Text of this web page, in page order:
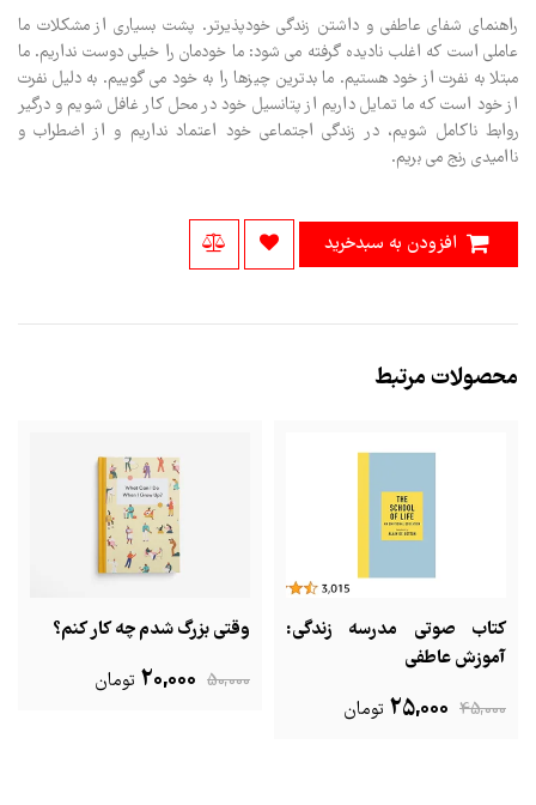
راهنمای شفای عاطفی و داشتن زندگی خودپذیرتر. پشت بسیاری از مشکلات ما
عاملی است که اغلب نادیده گرفته می شود: ما خودمان را خیلی دوست نداریم. ما
مبتلا به نفرت از خود هستیم. ما بدترین چیزها را به خود می گوییم. به دلیل نفرت
از خود است که ما تمایل داریم از پتانسیل خود در محل کار غافل شویم و درگیر
روابط ناکامل شویم، در زندگی اجتماعی خود اعتماد نداریم و از اضطراب و
ناامیدی رنج می بریم.
محصولات مرتبط
کتاب صوتی مدرسه زندگی:
آموزش عاطفی
45,000
25,000 تومان
وقتی بزرگ شدم چه کار کنم؟
50,000
20,000 تومان